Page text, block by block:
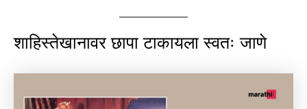
शाहिस्तेखानावर छापा टाकायला स्वतः जाणे